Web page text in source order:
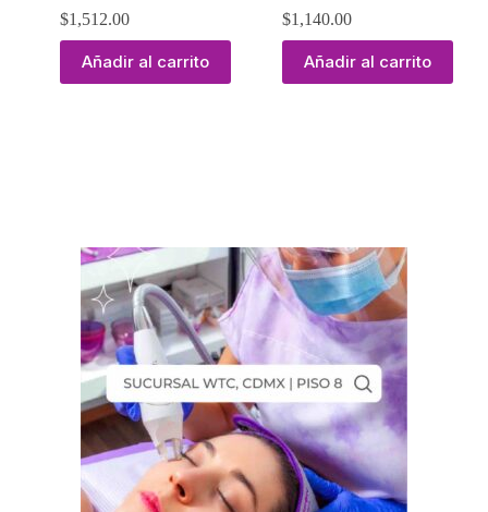
$1,512.00
Añadir al carrito
$1,140.00
Añadir al carrito